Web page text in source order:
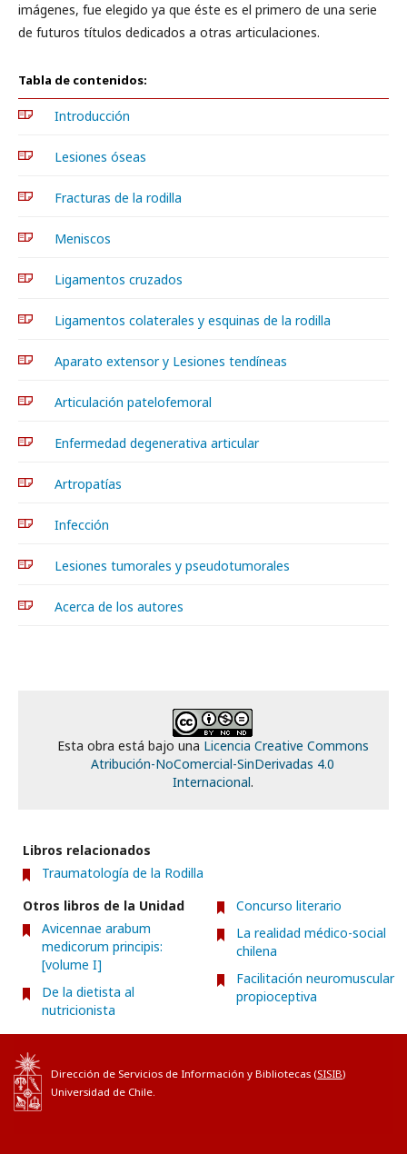
imágenes, fue elegido ya que éste es el primero de una serie
de futuros títulos dedicados a otras articulaciones.
Tabla de contenidos:
Introducción
Lesiones óseas
Fracturas de la rodilla
Meniscos
Ligamentos cruzados
Ligamentos colaterales y esquinas de la rodilla
Aparato extensor y Lesiones tendíneas
Articulación patelofemoral
Enfermedad degenerativa articular
Artropatías
Infección
Lesiones tumorales y pseudotumorales
Acerca de los autores
Esta obra está bajo una Licencia Creative Commons
Atribución-NoComercial-SinDerivadas 4.0
Internacional.
Libros relacionados
Traumatología de la Rodilla
Otros libros de la Unidad
Avicennae arabum
medicorum principis:
[volume I]
De la dietista al
nutricionista
Concurso literario
La realidad médico-social
chilena
Facilitación neuromuscular
propioceptiva
Dirección de Servicios de Información y Bibliotecas (SISIB)
Universidad de Chile.